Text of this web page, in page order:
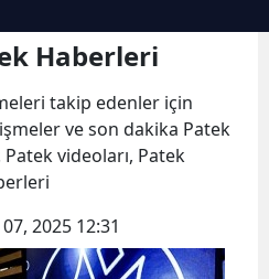
Haberleri
takip edenler için
ve son dakika Patek
videoları, Patek
2025 12:31